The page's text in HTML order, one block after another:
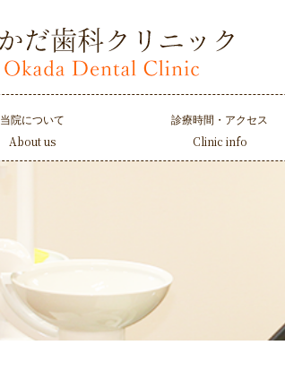
当院について
About us
診療時間・アクセス
Clinic info